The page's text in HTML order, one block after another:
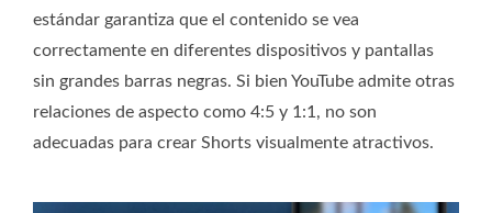
estándar garantiza que el contenido se vea
correctamente en diferentes dispositivos y pantallas
sin grandes barras negras. Si bien YouTube admite otras
relaciones de aspecto como 4:5 y 1:1, no son
adecuadas para crear Shorts visualmente atractivos.